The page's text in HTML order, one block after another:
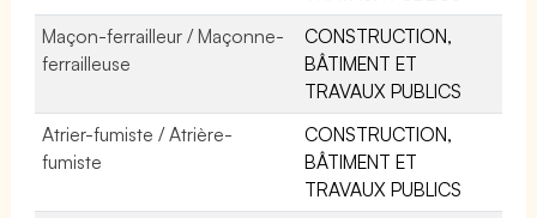
Maçon-ferrailleur / Maçonne-
ferrailleuse
CONSTRUCTION,
BÂTIMENT ET
TRAVAUX PUBLICS
Atrier-fumiste / Atrière-
fumiste
CONSTRUCTION,
BÂTIMENT ET
TRAVAUX PUBLICS